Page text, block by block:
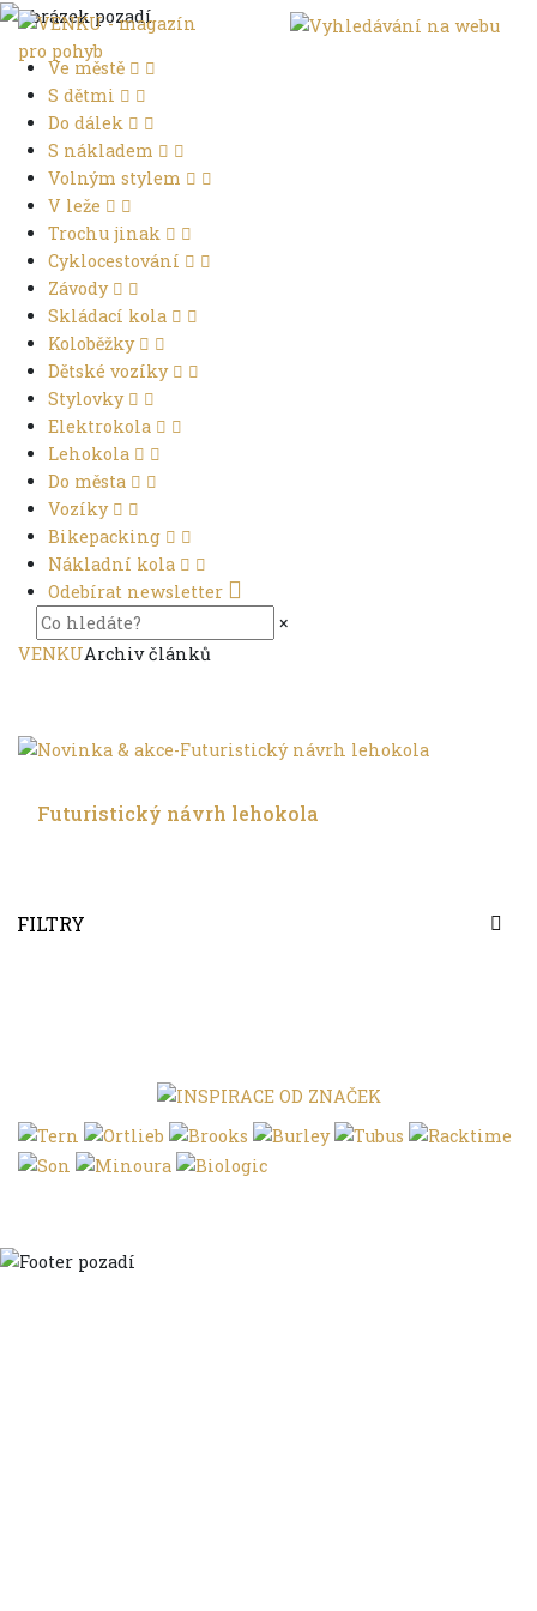
Ve městě
S dětmi
Do dálek
S nákladem
Volným stylem
V leže
Trochu jinak
Cyklocestování
Závody
Skládací kola
Koloběžky
Dětské vozíky
Stylovky
Elektrokola
Lehokola
Do města
Vozíky
Bikepacking
Nákladní kola
Odebírat newsletter
×
VENKUArchiv článků
FILTRY
Futuristický návrh lehokola